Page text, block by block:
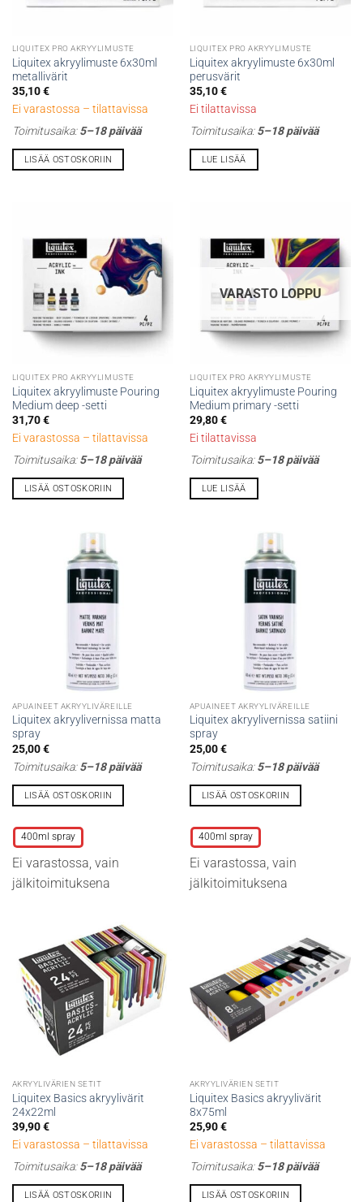
LIQUITEX PRO AKRYYLIMUSTE
Liquitex akryylimuste 6x30ml
metallivärit
35,10€
Ei varastossa – tilattavissa
Toimitusaika:5–18 päivää
LISÄÄ OSTOSKORIIN
LIQUITEX PRO AKRYYLIMUSTE
Liquitex akryylimuste 6x30ml
perusvärit
35,10€
Ei tilattavissa
Toimitusaika:5–18 päivää
LUE LISÄÄ
LIQUITEX PRO AKRYYLIMUSTE
Liquitex akryylimuste Pouring
Medium deep -setti
31,70€
Ei varastossa – tilattavissa
Toimitusaika:5–18 päivää
LISÄÄ OSTOSKORIIN
VARASTO LOPPU
LIQUITEX PRO AKRYYLIMUSTE
Liquitex akryylimuste Pouring
Medium primary -setti
29,80€
Ei tilattavissa
Toimitusaika:5–18 päivää
LUE LISÄÄ
APUAINEET AKRYYLIVÄREILLE
Liquitex akryylivernissa matta
spray
25,00€
Toimitusaika:5–18 päivää
LISÄÄ OSTOSKORIIN
tuotteella
on
useampi
muunnelma.
tuotteen
sivulla.
400ml spray
Ei varastossa, vain
jälkitoimituksena
APUAINEET AKRYYLIVÄREILLE
Liquitex akryylivernissa satiini
spray
25,00€
Toimitusaika:5–18 päivää
LISÄÄ OSTOSKORIIN
tuotteella
on
useampi
muunnelma.
400ml spray
Ei varastossa, vain
jälkitoimituksena
AKRYYLIVÄRIEN SETIT
Liquitex Basics akryylivärit
24x22ml
39,90€
Ei varastossa – tilattavissa
Toimitusaika:5–18 päivää
LISÄÄ OSTOSKORIIN
AKRYYLIVÄRIEN SETIT
Liquitex Basics akryylivärit
8x75ml
25,90€
Ei varastossa – tilattavissa
Toimitusaika:5–18 päivää
LISÄÄ OSTOSKORIIN